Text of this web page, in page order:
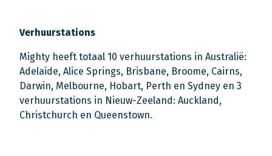
Verhuurstations
Mighty heeft totaal 10 verhuurstations in Australië:
Adelaide, Alice Springs, Brisbane, Broome, Cairns,
Darwin, Melbourne, Hobart, Perth en Sydney en 3
verhuurstations in Nieuw-Zeeland: Auckland,
Christchurch en Queenstown.